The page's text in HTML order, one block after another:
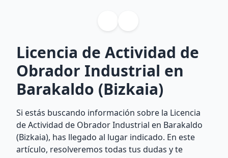
Licencia de Actividad de
Obrador Industrial en
Barakaldo (Bizkaia)
Si estás buscando información sobre la Licencia
de Actividad de Obrador Industrial en Barakaldo
(Bizkaia), has llegado al lugar indicado. En este
artículo, resolveremos todas tus dudas y te